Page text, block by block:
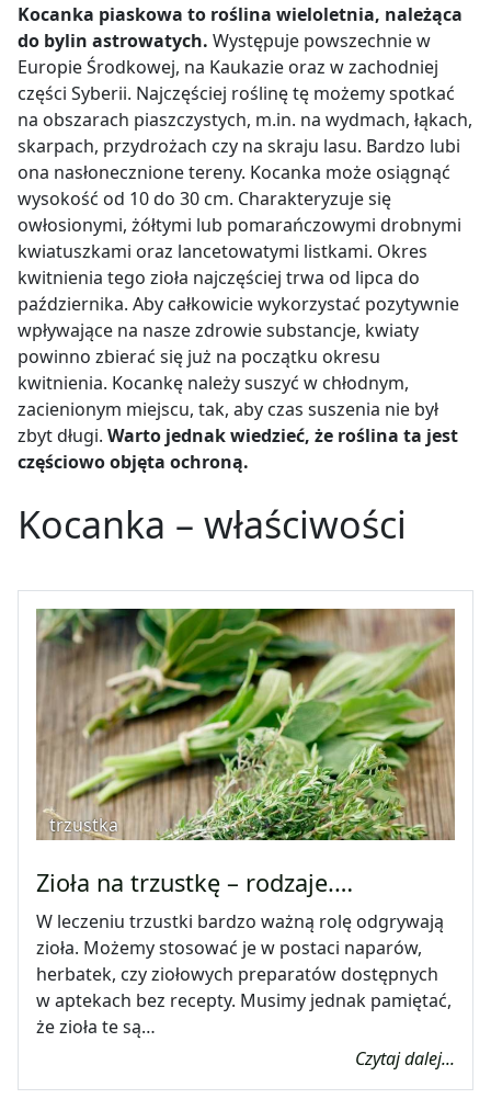
Kocanka piaskowa to roślina wieloletnia, należąca
do bylin astrowatych. Występuje powszechnie w
Europie Środkowej, na Kaukazie oraz w zachodniej
części Syberii. Najczęściej roślinę tę możemy spotkać
na obszarach piaszczystych, m.in. na wydmach, łąkach,
skarpach, przydrożach czy na skraju lasu. Bardzo lubi
ona nasłonecznione tereny. Kocanka może osiągnąć
wysokość od 10 do 30 cm. Charakteryzuje się
owłosionymi, żółtymi lub pomarańczowymi drobnymi
kwiatuszkami oraz lancetowatymi listkami. Okres
kwitnienia tego zioła najczęściej trwa od lipca do
października. Aby całkowicie wykorzystać pozytywnie
wpływające na nasze zdrowie substancje, kwiaty
powinno zbierać się już na początku okresu
kwitnienia. Kocankę należy suszyć w chłodnym,
zacienionym miejscu, tak, aby czas suszenia nie był
zbyt długi. Warto jednak wiedzieć, że roślina ta jest
częściowo objęta ochroną.
Kocanka – właściwości
trzustka
Zioła na trzustkę – rodzaje.…
W leczeniu trzustki bardzo ważną rolę odgrywają
zioła. Możemy stosować je w postaci naparów,
herbatek, czy ziołowych preparatów dostępnych
w aptekach bez recepty. Musimy jednak pamiętać,
że zioła te są…
Czytaj dalej...